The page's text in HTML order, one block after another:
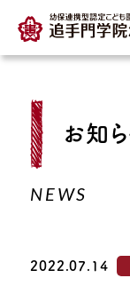
TOP
入園のご案内
お知
NEWS
2022.07.14